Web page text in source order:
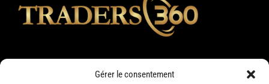
Gérer le consentement